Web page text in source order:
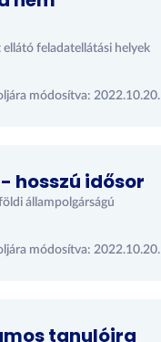
feladatellátási helyek
módosítva: 2022.10.20.
hosszú idősor
állampolgárságú
módosítva: 2022.10.20.
tanulóira